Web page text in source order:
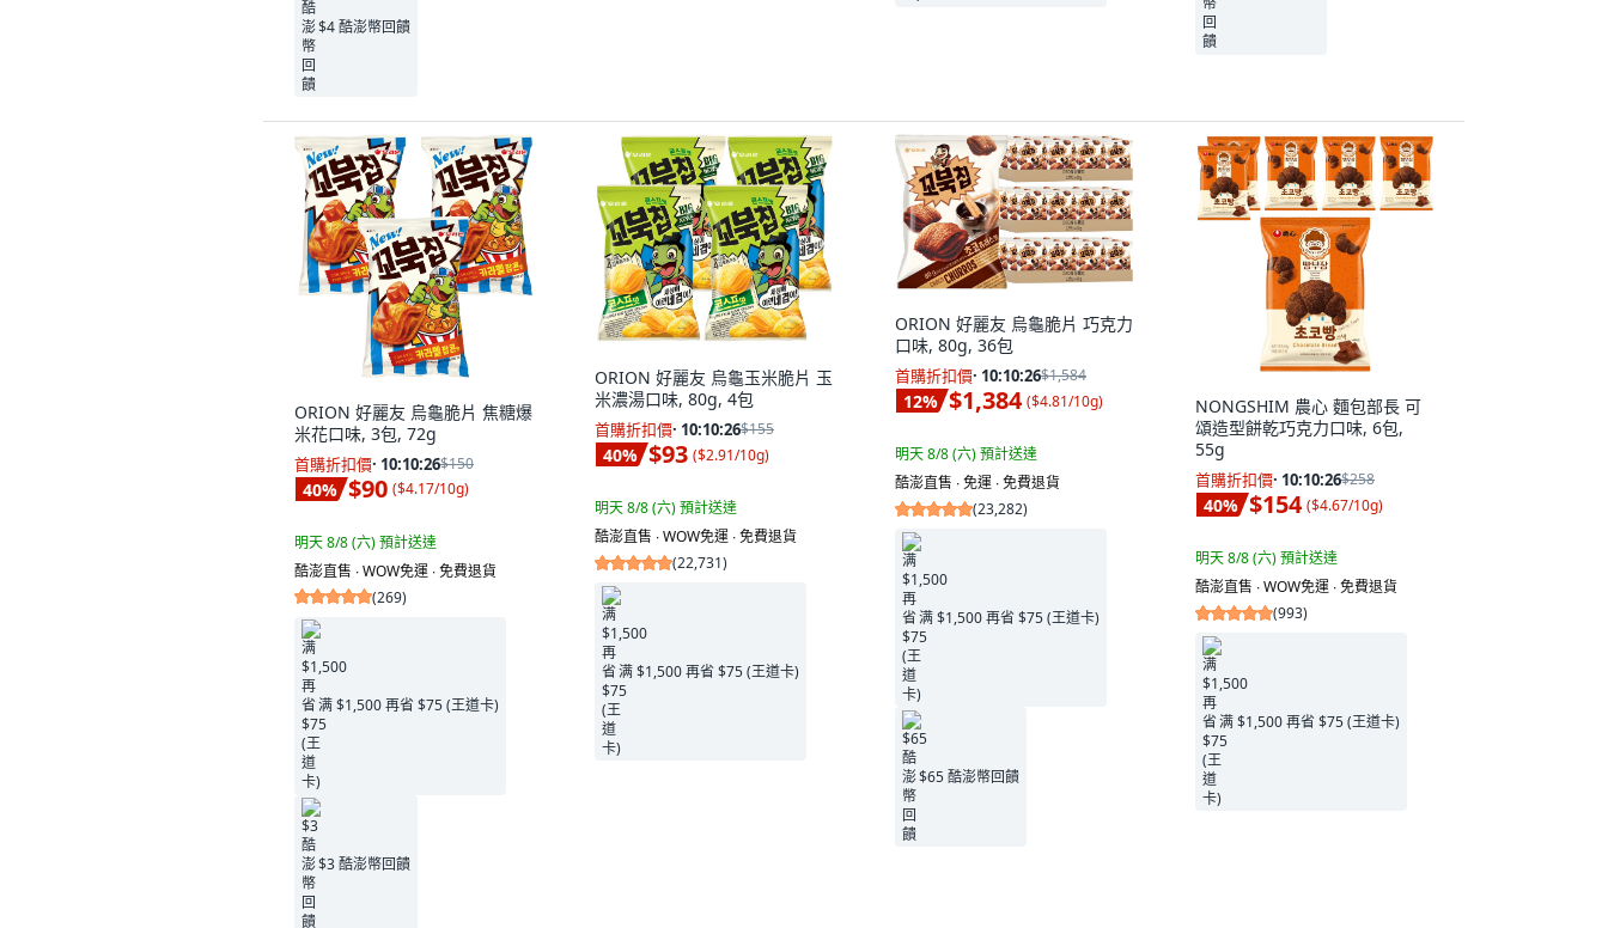
$4 酷澎幣回饋
ORION 好麗友 烏龜脆片 焦糖爆
米花口味, 3包, 72g
首購折扣價· 10:10:25$150
40% $90 ($4.17/10g)
明天 8/8 (六)預計送達
酷澎直售 ∙ WOW免運 ∙ 免費退貨
(269)
满 $1,500 再省 $75 (王道卡)
$3 酷澎幣回饋
ORION 好麗友 烏龜玉米脆片 玉
米濃湯口味, 80g, 4包
首購折扣價· 10:10:25$155
40% $93 ($2.91/10g)
明天 8/8 (六)預計送達
酷澎直售 ∙ WOW免運 ∙ 免費退貨
(22,731)
满 $1,500 再省 $75 (王道卡)
ORION 好麗友 烏龜脆片 巧克力
口味, 80g, 36包
首購折扣價· 10:10:25$1,584
12% $1,384 ($4.81/10g)
明天 8/8 (六)預計送達
酷澎直售 ∙ 免運 ∙ 免費退貨
(23,282)
满 $1,500 再省 $75 (王道卡)
$65 酷澎幣回饋
NONGSHIM 農心 麵包部長 可
頌造型餅乾巧克力口味, 6包,
55g
首購折扣價· 10:10:25$258
40% $154 ($4.67/10g)
明天 8/8 (六)預計送達
酷澎直售 ∙ WOW免運 ∙ 免費退貨
(993)
满 $1,500 再省 $75 (王道卡)